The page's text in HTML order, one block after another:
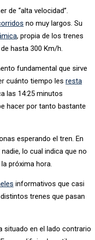
de “alta velocidad”.
no muy largos. Su
, propia de los trenes
hasta 300 Km/h.
fundamental que sirve
cuánto tiempo les resta
las 14:25 minutos
hacer por tanto bastante
esperando el tren. En
lo cual indica que no
próxima hora.
informativos que casi
trenes que pasan
situado en el lado contrario